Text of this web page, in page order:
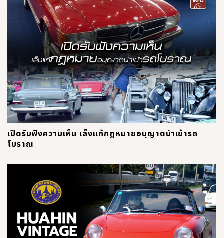
เปิดรับฟังความเห็น เล็งแก้กฎหมายอนุญาตนำเข้ารถ
โบราณ